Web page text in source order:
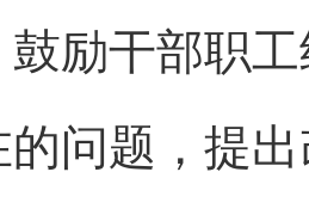
鼓励干部职
的问题，提